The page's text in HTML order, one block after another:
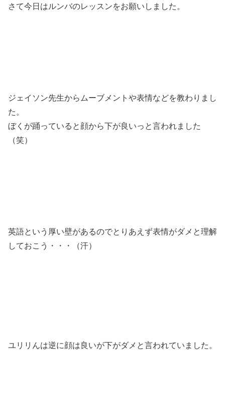
さて今日はルンバのレッスンをお願いしました。
ジェイソン先生からムーブメントや表情などを教わりまし
た。
ぼくが踊っていると顔から下が良いっと言われました
（笑）
英語という厚い壁があるのでとりあえず表情がダメと理解
しておこう・・・（汗）
ユリリんは逆に顔は良いが下がダメと言われていました。